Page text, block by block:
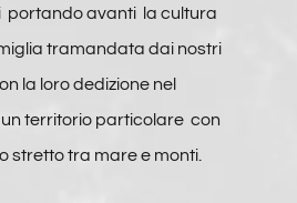
portando avanti la cultura
tramandata dai nostri
la loro dedizione nel
territorio particolare con
stretto tra mare e monti.